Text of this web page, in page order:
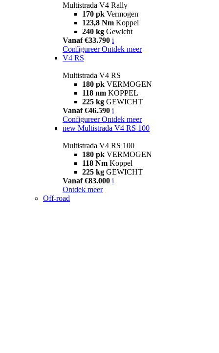
Multistrada V4 Rally
170 pk Vermogen
123,8 Nm Koppel
240 kg Gewicht
Vanaf €33.790 i
Configureer Ontdek meer
V4 RS
Multistrada V4 RS
180 pk VERMOGEN
118 nm KOPPEL
225 kg GEWICHT
Vanaf €46.590 i
Configureer Ontdek meer
new Multistrada V4 RS 100
Multistrada V4 RS 100
180 pk VERMOGEN
118 Nm Koppel
225 kg GEWICHT
Vanaf €83.000 i
Ontdek meer
Off-road